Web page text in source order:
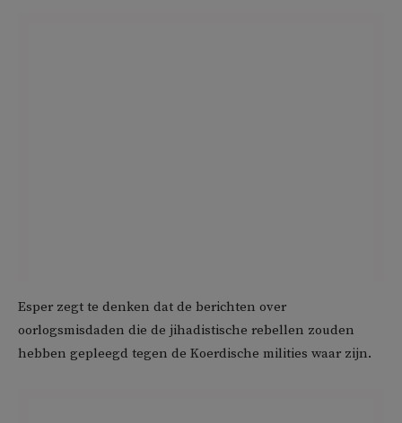
Esper zegt te denken dat de berichten over
oorlogsmisdaden die de jihadistische rebellen zouden
hebben gepleegd tegen de Koerdische milities waar zijn.